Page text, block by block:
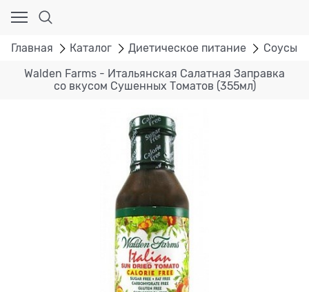
Главная Каталог Диетическое питание Соусы
Walden Farms - Итальянская Салатная Заправка
со вкусом Сушенных Томатов (355мл)